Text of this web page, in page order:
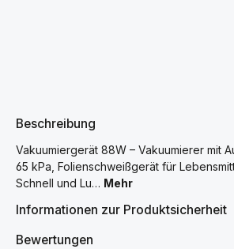
Beschreibung
Vakuumiergerät 88W – Vakuumierer mit
65 kPa, Folienschweißgerät für
Schnell und Lu… Mehr
Informationen zur Produktsicherheit
Bewertungen